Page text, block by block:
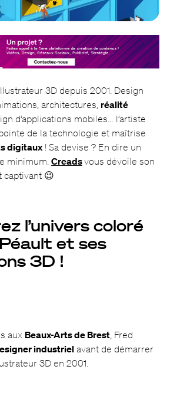
3D depuis 2001. Design
architectures, réalité
d’applications mobiles… l’artiste
de la technologie et maîtrise
digitaux! Sa devise ? En dire un
minimum. Creadsvous dévoile son
captivant 😉
l’univers coloré
et ses
3D !
aux Beaux-Arts de Brest, Fred
industrielavant de démarrer
3D en 2001.